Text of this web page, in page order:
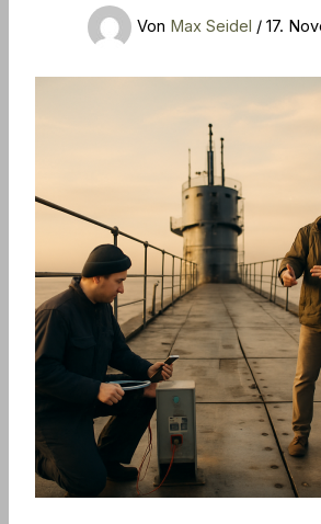
Von Max Seidel / 17.